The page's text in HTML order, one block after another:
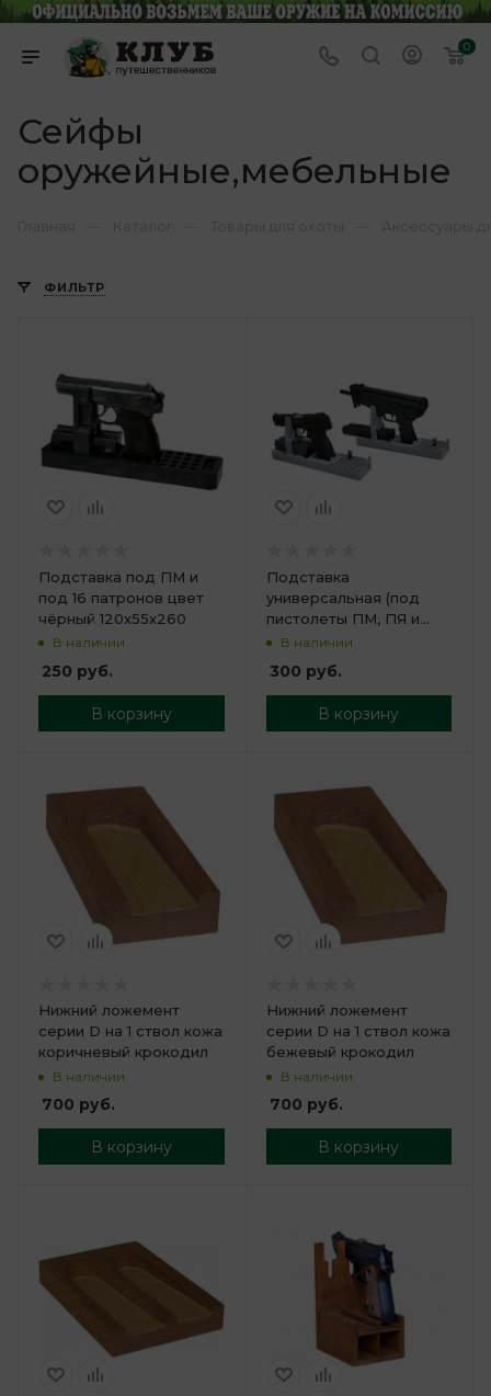
0
Сейфы
оружейные,мебельные
ФИЛЬТР
Подставка под ПМ и
под 16 патронов цвет
чёрный 120х55х260
В наличии
250 руб.
В корзину
Подставка
универсальная (под
пистолеты ПМ, ПЯ и
пистолеты-пулемёты
В наличии
300 руб.
В корзину
Нижний ложемент
серии D на 1 ствол кожа
коричневый крокодил
В наличии
700 руб.
В корзину
Нижний ложемент
серии D на 1 ствол кожа
бежевый крокодил
В наличии
700 руб.
В корзину